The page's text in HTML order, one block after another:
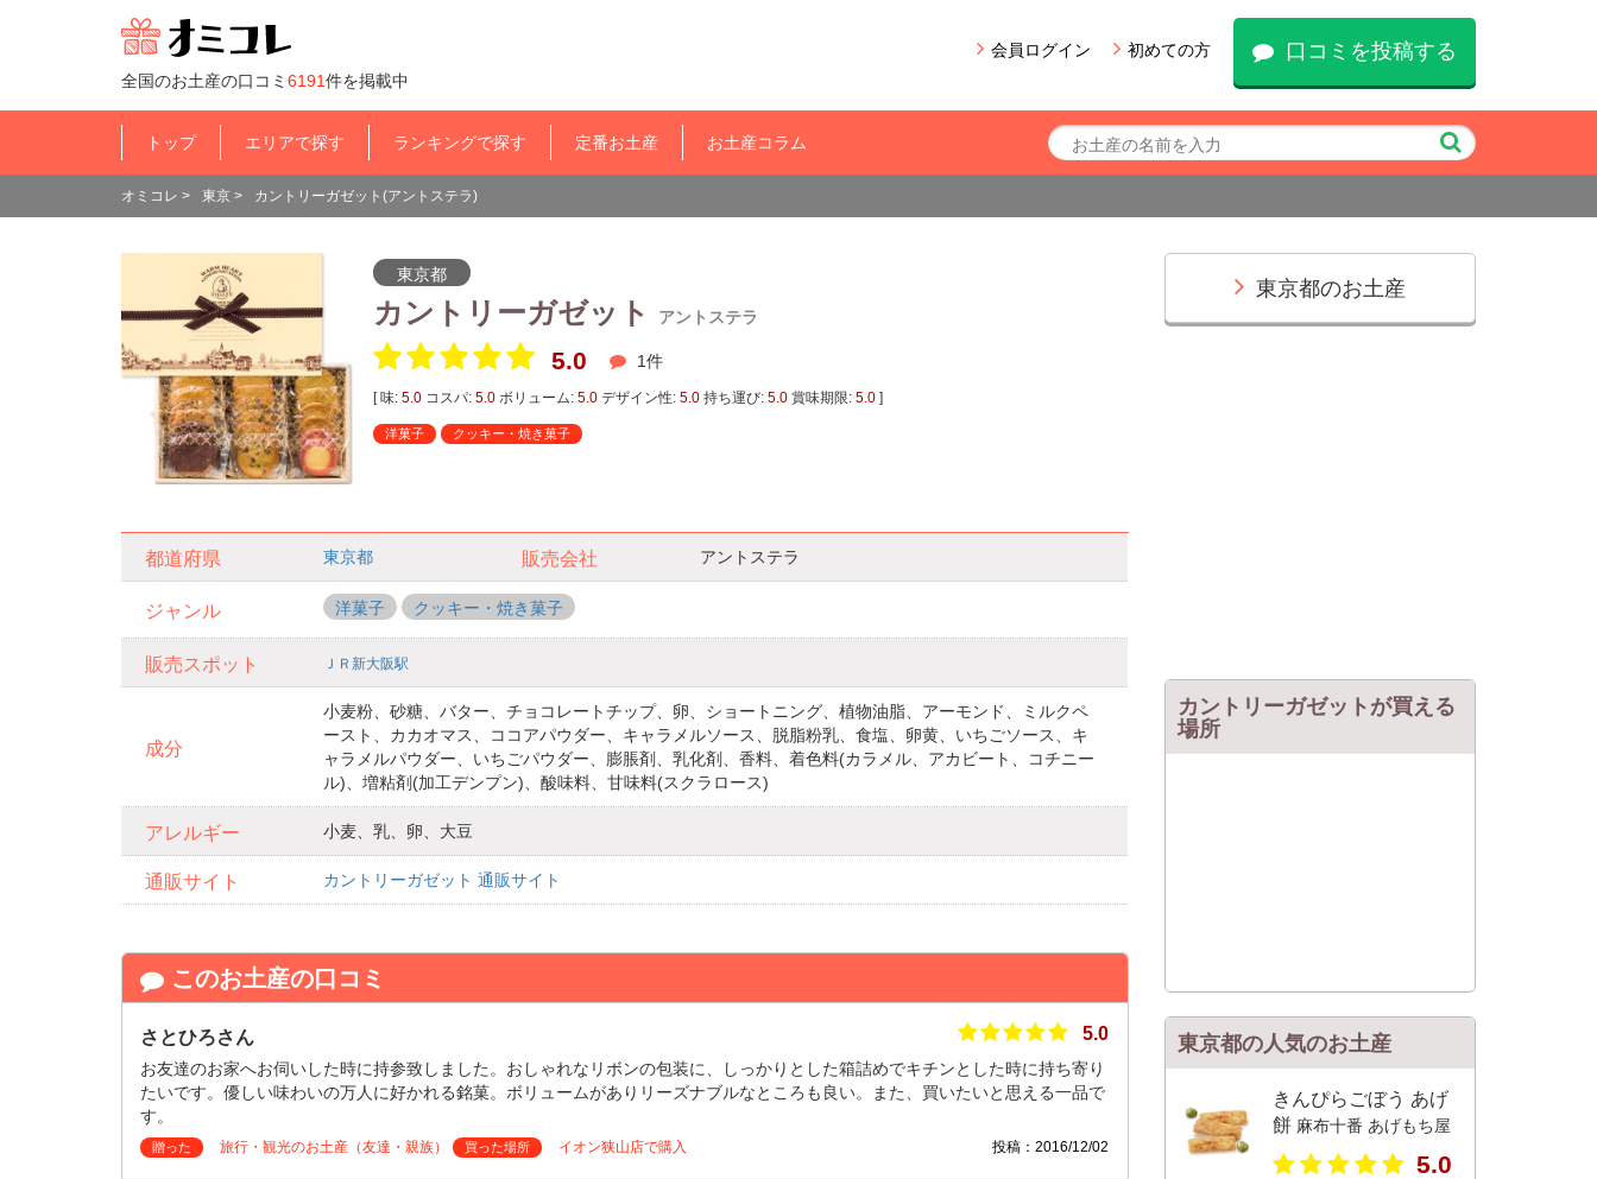
全国のお土産の口コミ 6191件を掲載中
会員ログイン 初めての方 口コミを投稿する
トップ エリアで探す ランキングで探す 定番お土産 お土産コラム
オミコレ > 東京 > カントリーガゼット(アントステラ)
東京都
カントリーガゼット アントステラ
5.0 1件
[ 味: 5.0コスパ: 5.0ボリューム: 5.0デザイン性: 5.0持ち運び: 5.0賞味期限: 5.0]
洋菓子 クッキー・焼き菓子
都道府県 東京都 販売会社 アントステラ
ジャンル 洋菓子 クッキー・焼き菓子
販売スポット ＪＲ新大阪駅
成分
小麦粉、砂糖、バター、チョコレートチップ、卵、ショートニング、植物油脂、アーモンド、ミルクペ
ースト、カカオマス、ココアパウダー、キャラメルソース、脱脂粉乳、食塩、卵黄、いちごソース、キ
ャラメルパウダー、いちごパウダー、膨脹剤、乳化剤、香料、着色料(カラメル、アカビート、コチニー
ル)、増粘剤(加工デンプン)、酸味料、甘味料(スクラロース)
アレルギー 小麦、乳、卵、大豆
通販サイト カントリーガゼット 通販サイト
このお土産の口コミ
さとひろさん 5.0
お友達のお家へお伺いした時に持参致しました。おしゃれなリボンの包装に、しっかりとした箱詰めでキチンとした時に持ち寄り
たいです。優しい味わいの万人に好かれる銘菓。ボリュームがありリーズナブルなところも良い。また、買いたいと思える一品で
す。
贈った 旅行・観光のお土産（友達・親族） 買った場所 イオン狭山店で購入 投稿：2016/12/02
東京都のお土産
カントリーガゼットが買える
場所
東京都の人気のお土産
きんぴらごぼう あげ
餅麻布十番 あげもち屋
5.0